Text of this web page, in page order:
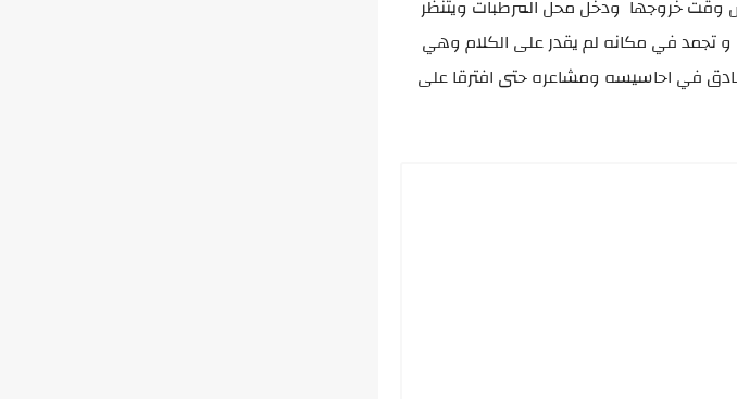
وقت خروجها ودخل محل المرطبات ويتنظر
تجمد في مكانه لم يقدر على الكلام وهي
في احاسيسه ومشاعره حتى افترقا على